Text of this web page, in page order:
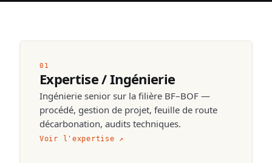
01
Expertise / Ingénierie
Ingénierie senior sur la filière BF–BOF —
procédé, gestion de projet, feuille de route
décarbonation, audits techniques.
Voir l'expertise ↗